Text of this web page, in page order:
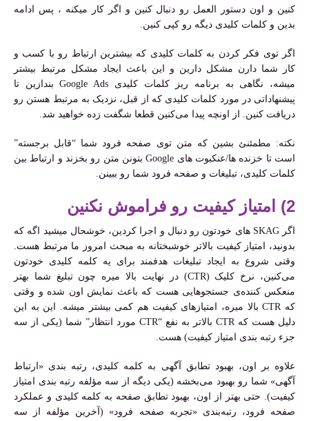
کنین و اون دستور العمل رو دنبال کنین و اگر کار میکنه ، پس ادامه
بدین و کلمات کلیدی دیگه رو کپی کنین.
اگر توی فکر کردن به کلمات کلیدی که بیشترین ارتباط رو با کسب و
کار شما دارن مشکل دارین و این باعث ایجاد مشکل مرتبط بیشتر
میشه، نگاهی به برنامه ریز کلمات کلیدی Google Ads بندازین تا
پیشنهاداتی در مورد کلمات کلیدی که از قبل، نزدیک به مرتبط هستن رو
دریافت کنین. از اونچه پیدا می‌کنین قطعا شگفت زده خواهید شد.
نکته: مطمئنئ بشین که متن توی صفحه فرود شما “قابل برجسته”
است تا خزنده ها/عنکبوت های Google بتونن متن رو بخزند و ارتباط بین
کلمات کلیدی، تبلیغات و صفحه فرود شما رو ببینن.
2) امتیاز کیفیت رو فراموش نکنین
اگر SKAG های خودتون رو دنبال و اجرا کردین، خوشحال میشید اگه که
بدونید، امتیاز کیفیت بالاتر خوشبختانه به مبحث امروز ما مرتبط هست.
وقتی شروع به ایجاد تبلیغات هدفمند برای یه کلمه کلیدی خودتون
می‌کنین، نرخ کلیک (CTR) در نهایت بالا میره چون تبلیغ شما بهتر
منعکس کننده‌ی جستجوهایی هست که باعث نمایش اون شده و وقتی
که CTR بالا میره، امتیازهای کیفیت هم کمی بیشتر میشه. این به این
دلیل هست که CTR بالاتر به نفع “CTR مورد انتظار” شما (یکی از سه
جزء رتبه بندی امتیاز کیفیت) هست.
علاوه بر اون، بهبود تطابق آگهی به کلمه کلیدی، رتبه بندی «ارتباط
آگهی» شما رو بهبود می‌بخشه (یکی دیگه از سه مؤلفه رتبه بندی امتیاز
کیفیت). حتی بهتر از اون، بهبود تطابق صفحه به کلمه کلیدی و عملکرد
صفحه فرود، رتبه‌بندی «تجربه صفحه فرود» (آخرین مؤلفه از سه